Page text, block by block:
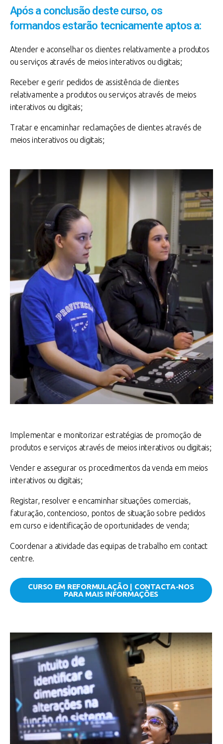
Após a conclusão deste curso, os
formandos estarão tecnicamente aptos a:
Atender e aconselhar os clientes relativamente a produtos
ou serviços através de meios interativos ou digitais;
Receber e gerir pedidos de assistência de clientes
relativamente a produtos ou serviços através de meios
interativos ou digitais;
Tratar e encaminhar reclamações de clientes através de
meios interativos ou digitais;
Implementar e monitorizar estratégias de promoção de
produtos e serviços através de meios interativos ou digitais;
Vender e assegurar os procedimentos da venda em meios
interativos ou digitais;
Registar, resolver e encaminhar situações comerciais,
faturação, contencioso, pontos de situação sobre pedidos
em curso e identificação de oportunidades de venda;
Coordenar a atividade das equipas de trabalho em contact
centre.
CURSO EM REFORMULAÇÃO | CONTACTA-NOS
PARA MAIS INFORMAÇÕES